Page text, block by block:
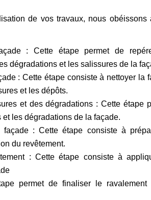
de vos travaux, nous obéissons
: Cette étape permet de
dégradations et les salissures de la
: Cette étape consiste à nettoyer la
et les dépôts.
et des dégradations : Cette étape
les dégradations de la façade.
façade : Cette étape consiste à
du revêtement.
: Cette étape consiste à
permet de finaliser le